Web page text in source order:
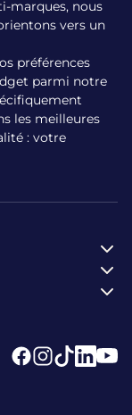
varie selon le
et version
(carte bancaire,
79 €.
des
?
marques, nous
vers un
préférences
parmi notre
les meilleures
: votre